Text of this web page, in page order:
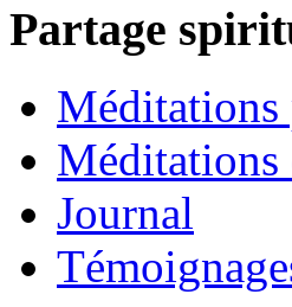
Partage
Méditations
Méditations
Journal